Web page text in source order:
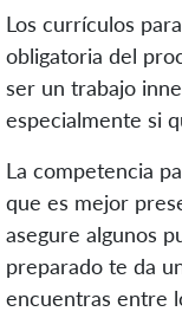
Los currículos
obligatoria del
ser un trabajo
especialmente si
La competencia
que es mejor
asegure algunos
preparado te da
encuentras entre